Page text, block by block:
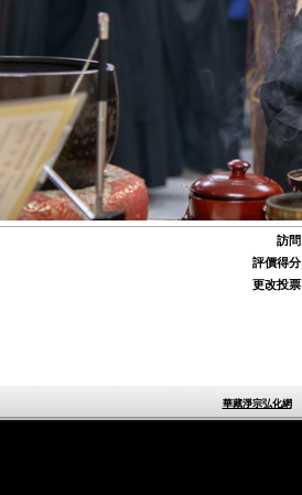
訪問
評價得分
更改投票
華藏淨宗弘化網